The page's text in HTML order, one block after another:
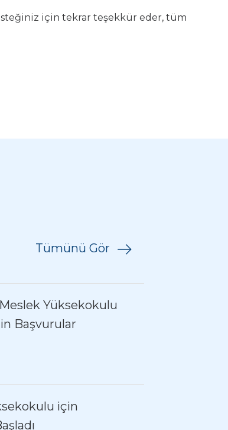
için tekrar teşekkür eder, tüm
Tümünü Gör
Yüksekokulu
Başvurular
için